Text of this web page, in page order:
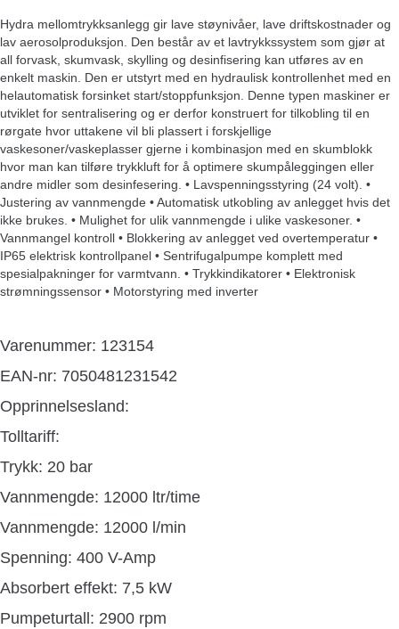
Hydra mellomtrykksanlegg gir lave støynivåer, lave driftskostnader og
lav aerosolproduksjon. Den består av et lavtrykkssystem som gjør at
all forvask, skumvask, skylling og desinfisering kan utføres av en
enkelt maskin. Den er utstyrt med en hydraulisk kontrollenhet med en
helautomatisk forsinket start/stoppfunksjon. Denne typen maskiner er
utviklet for sentralisering og er derfor konstruert for tilkobling til en
rørgate hvor uttakene vil bli plassert i forskjellige
vaskesoner/vaskeplasser gjerne i kombinasjon med en skumblokk
hvor man kan tilføre trykkluft for å optimere skumpåleggingen eller
andre midler som desinfesering. • Lavspenningsstyring (24 volt). •
Justering av vannmengde • Automatisk utkobling av anlegget hvis det
ikke brukes. • Mulighet for ulik vannmengde i ulike vaskesoner. •
Vannmangel kontroll • Blokkering av anlegget ved overtemperatur •
IP65 elektrisk kontrollpanel • Sentrifugalpumpe komplett med
spesialpakninger for varmtvann. • Trykkindikatorer • Elektronisk
strømningssensor • Motorstyring med inverter
Varenummer: 123154
EAN-nr: 7050481231542
Opprinnelsesland:
Tolltariff:
Trykk: 20 bar
Vannmengde: 12000 ltr/time
Vannmengde: 12000 l/min
Spenning: 400 V-Amp
Absorbert effekt: 7,5 kW
Pumpeturtall: 2900 rpm